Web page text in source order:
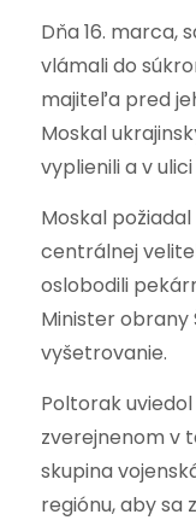
Dňa 16. marca,
vlámali do
majiteľa pred
Moskal
vyplienili a v
Moskal
centrálnej
oslobodili
Minister obrany
vyšetrovanie.
Poltorak
zverejnenom v
skupina
regiónu, aby sa